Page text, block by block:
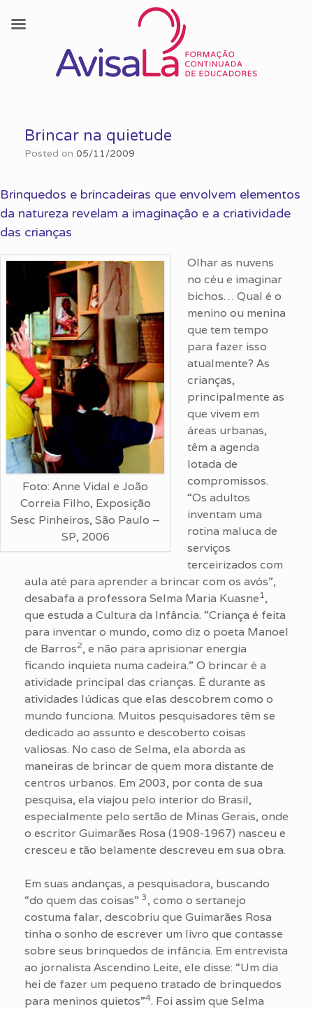
contentBrincar na quietude
Posted on 05/11/2009
Brinquedos e brincadeiras que envolvem elementos
da natureza revelam a imaginação e a criatividade
das crianças
Foto: Anne Vidal e João
Correia Filho, Exposição
Sesc Pinheiros, São Paulo –
SP, 2006
Olhar as nuvens
no céu e imaginar
bichos… Qual é o
menino ou menina
que tem tempo
para fazer isso
atualmente? As
crianças,
principalmente as
que vivem em
áreas urbanas,
têm a agenda
lotada de
compromissos.
“Os adultos
inventam uma
rotina maluca de
serviços
terceirizados com
aula até para aprender a brincar com os avós”,
desabafa a professora Selma Maria Kuasne 1 ,
que estuda a Cultura da Infância. “Criança é feita
para inventar o mundo, como diz o poeta Manoel
de Barros2, e não para aprisionar energia
ficando inquieta numa cadeira.” O brincar é a
atividade principal das crianças. É durante as
atividades lúdicas que elas descobrem como o
mundo funciona. Muitos pesquisadores têm se
dedicado ao assunto e descoberto coisas
valiosas. No caso de Selma, ela aborda as
maneiras de brincar de quem mora distante de
centros urbanos. Em 2003, por conta de sua
pesquisa, ela viajou pelo interior do Brasil,
especialmente pelo sertão de Minas Gerais, onde
o escritor Guimarães Rosa (1908-1967) nasceu e
cresceu e tão belamente descreveu em sua obra.
Em suas andanças, a pesquisadora, buscando
“do quem das coisas” 3, como o sertanejo
costuma falar, descobriu que Guimarães Rosa
tinha o sonho de escrever um livro que contasse
sobre seus brinquedos de infância. Em entrevista
ao jornalista Ascendino Leite, ele disse: “Um dia
hei de fazer um pequeno tratado de brinquedos
para meninos quietos”4. Foi assim que Selma